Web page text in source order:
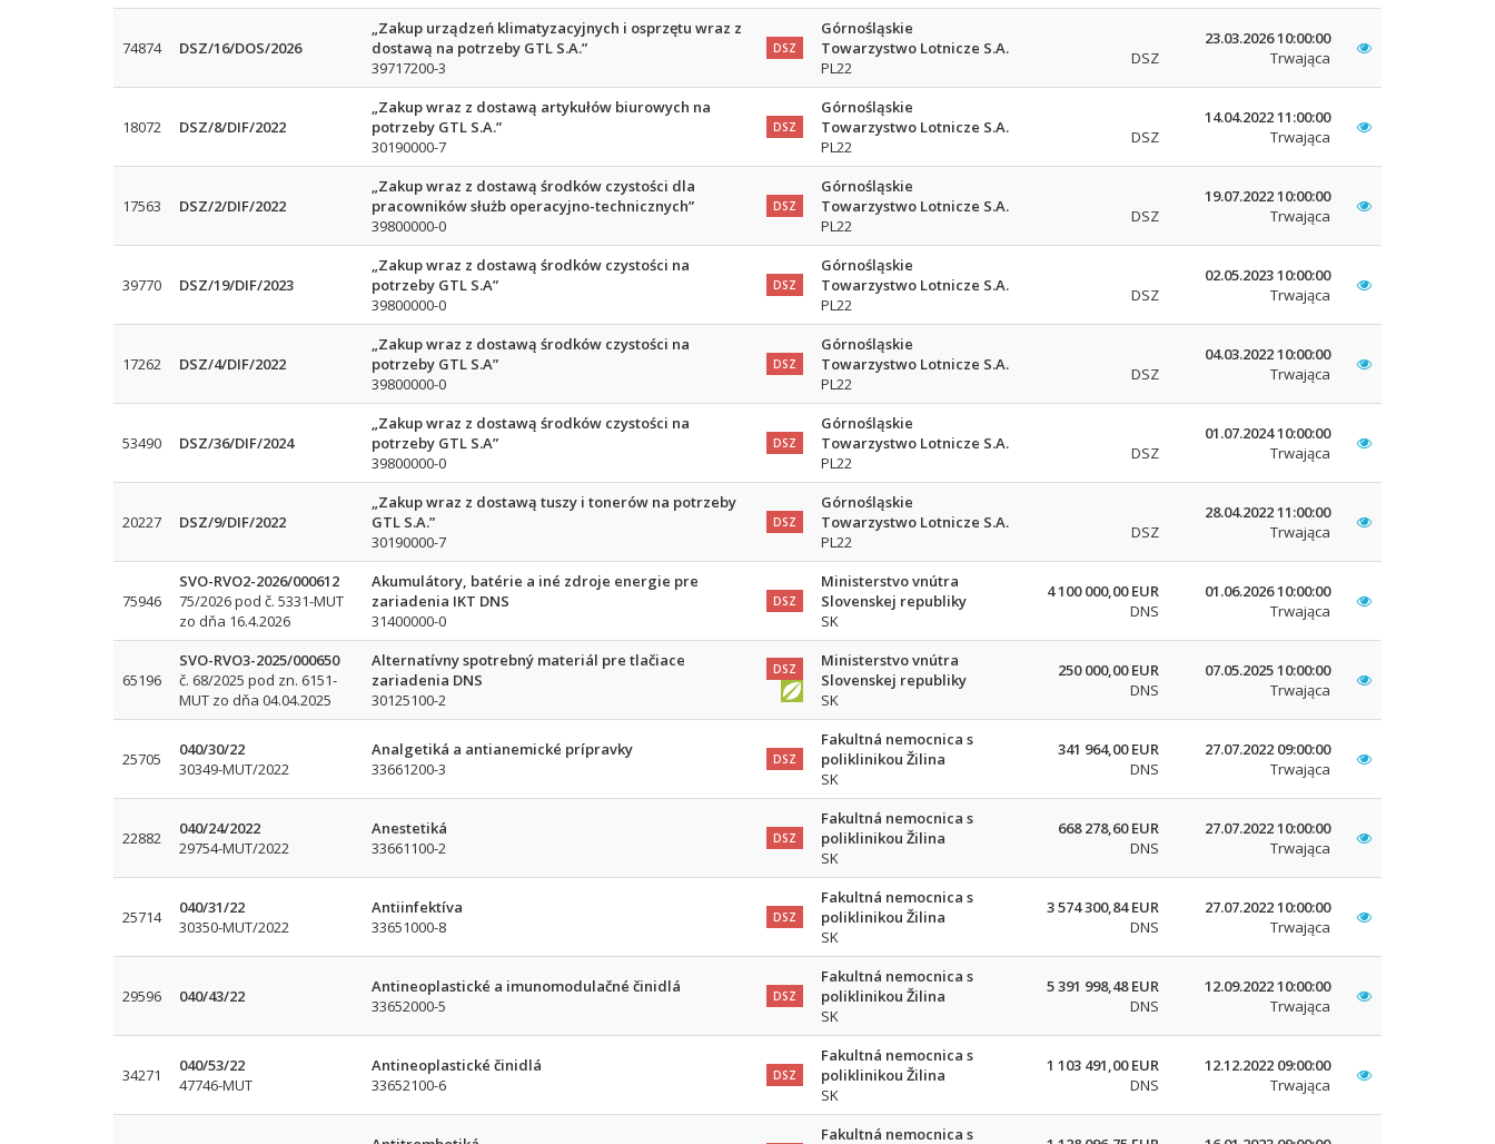
74874 DSZ/16/DOS/2026
„Zakup urządzeń klimatyzacyjnych i osprzętu wraz z
dostawą na potrzeby GTL S.A.”
39717200-3
DSZ
Górnośląskie
Towarzystwo Lotnicze S.A.
PL22
DSZ
23.03.2026 10:00:00
Trwająca
18072 DSZ/8/DIF/2022
„Zakup wraz z dostawą artykułów biurowych na
potrzeby GTL S.A.”
30190000-7
DSZ
Górnośląskie
Towarzystwo Lotnicze S.A.
PL22
DSZ
14.04.2022 11:00:00
Trwająca
17563 DSZ/2/DIF/2022
„Zakup wraz z dostawą środków czystości dla
pracowników służb operacyjno-technicznych”
39800000-0
DSZ
Górnośląskie
Towarzystwo Lotnicze S.A.
PL22
DSZ
19.07.2022 10:00:00
Trwająca
39770 DSZ/19/DIF/2023
„Zakup wraz z dostawą środków czystości na
potrzeby GTL S.A”
39800000-0
DSZ
Górnośląskie
Towarzystwo Lotnicze S.A.
PL22
DSZ
02.05.2023 10:00:00
Trwająca
17262 DSZ/4/DIF/2022
„Zakup wraz z dostawą środków czystości na
potrzeby GTL S.A”
39800000-0
DSZ
Górnośląskie
Towarzystwo Lotnicze S.A.
PL22
DSZ
04.03.2022 10:00:00
Trwająca
53490 DSZ/36/DIF/2024
„Zakup wraz z dostawą środków czystości na
potrzeby GTL S.A”
39800000-0
DSZ
Górnośląskie
Towarzystwo Lotnicze S.A.
PL22
DSZ
01.07.2024 10:00:00
Trwająca
20227 DSZ/9/DIF/2022
„Zakup wraz z dostawą tuszy i tonerów na potrzeby
GTL S.A.”
30190000-7
DSZ
Górnośląskie
Towarzystwo Lotnicze S.A.
PL22
DSZ
28.04.2022 11:00:00
Trwająca
75946
SVO-RVO2-2026/000612
75/2026 pod č. 5331-MUT
zo dňa 16.4.2026
Akumulátory, batérie a iné zdroje energie pre
zariadenia IKT DNS
31400000-0
DSZ
Ministerstvo vnútra
Slovenskej republiky
SK
4 100 000,00 EUR
DNS
01.06.2026 10:00:00
Trwająca
65196
SVO-RVO3-2025/000650
č. 68/2025 pod zn. 6151-
MUT zo dňa 04.04.2025
Alternatívny spotrebný materiál pre tlačiace
zariadenia DNS
30125100-2
DSZ
Ministerstvo vnútra
Slovenskej republiky
SK
250 000,00 EUR
DNS
07.05.2025 10:00:00
Trwająca
25705
040/30/22
30349-MUT/2022
Analgetiká a antianemické prípravky
33661200-3
DSZ
Fakultná nemocnica s
poliklinikou Žilina
SK
341 964,00 EUR
DNS
27.07.2022 09:00:00
Trwająca
22882
040/24/2022
29754-MUT/2022
Anestetiká
33661100-2
DSZ
Fakultná nemocnica s
poliklinikou Žilina
SK
668 278,60 EUR
DNS
27.07.2022 10:00:00
Trwająca
25714
040/31/22
30350-MUT/2022
Antiinfektíva
33651000-8
DSZ
Fakultná nemocnica s
poliklinikou Žilina
SK
3 574 300,84 EUR
DNS
27.07.2022 10:00:00
Trwająca
29596 040/43/22
Antineoplastické a imunomodulačné činidlá
33652000-5
DSZ
Fakultná nemocnica s
poliklinikou Žilina
SK
5 391 998,48 EUR
DNS
12.09.2022 10:00:00
Trwająca
34271
040/53/22
47746-MUT
Antineoplastické činidlá
33652100-6
DSZ
Fakultná nemocnica s
poliklinikou Žilina
SK
1 103 491,00 EUR
DNS
12.12.2022 09:00:00
Trwająca
Fakultná nemocnica s